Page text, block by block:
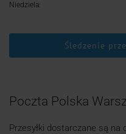
Niedziela:
Śledzenie
Poczta Polska
Przesyłki dostarczane są na